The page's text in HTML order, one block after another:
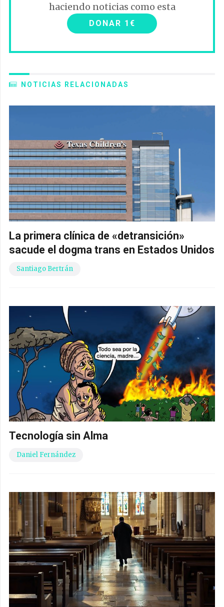
haciendo noticias como esta
DONAR 1€
NOTICIAS RELACIONADAS
La primera clínica de «detransición»
sacude el dogma trans en Estados Unidos
Santiago Bertrán
Tecnología sin Alma
Daniel Fernández